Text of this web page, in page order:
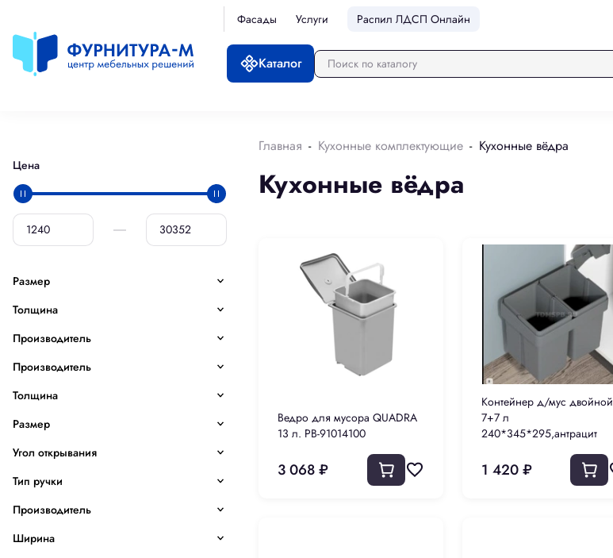
Фасады Услуги Распил ЛДСП Онлайн
Каталог
Цена
Размер
Толщина
Производитель
Производитель
Толщина
Размер
Угол открывания
Тип ручки
Производитель
Ширина
Главная Кухонные комплектующие Кухонные вёдра
Кухонные вёдра
Ведро для мусора QUADRA
13 л. PB-91014100
3 068 ₽
Контейнер д/мус двойной
7+7 л
240*345*295,антрацит
1 420 ₽